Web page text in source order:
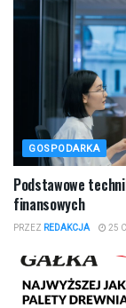
GOSPODARKA
Podstawowe
finansowych
PRZEZ REDAKCJA 25